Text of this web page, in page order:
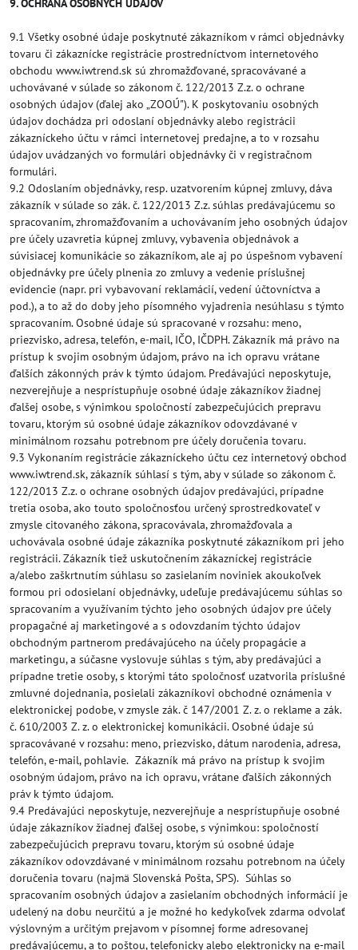
9. OCHRANA OSOBNÝCH ÚDAJOV
9.1 Všetky osobné údaje poskytnuté zákazníkom v rámci objednávky
tovaru či zákaznícke registrácie prostredníctvom internetového
obchodu www.iwtrend.sk sú zhromažďované, spracovávané a
uchovávané v súlade so zákonom č. 122/2013 Z.z. o ochrane
osobných údajov (ďalej ako „ZOOÚ"). K poskytovaniu osobných
údajov dochádza pri odoslaní objednávky alebo registrácii
zákazníckeho účtu v rámci internetovej predajne, a to v rozsahu
údajov uvádzaných vo formulári objednávky či v registračnom
formulári.
9.2 Odoslaním objednávky, resp. uzatvorením kúpnej zmluvy, dáva
zákazník v súlade so zák. č. 122/2013 Z.z. súhlas predávajúcemu so
spracovaním, zhromažďovaním a uchovávaním jeho osobných údajov
pre účely uzavretia kúpnej zmluvy, vybavenia objednávok a
súvisiacej komunikácie so zákazníkom, ale aj po úspešnom vybavení
objednávky pre účely plnenia zo zmluvy a vedenie príslušnej
evidencie (napr. pri vybavovaní reklamácií, vedení účtovníctva a
pod.), a to až do doby jeho písomného vyjadrenia nesúhlasu s týmto
spracovaním. Osobné údaje sú spracované v rozsahu: meno,
priezvisko, adresa, telefón, e-mail, IČO, IČDPH. Zákazník má právo na
prístup k svojim osobným údajom, právo na ich opravu vrátane
ďalších zákonných práv k týmto údajom. Predávajúci neposkytuje,
nezverejňuje a nesprístupňuje osobné údaje zákazníkov žiadnej
ďalšej osobe, s výnimkou spoločností zabezpečujúcich prepravu
tovaru, ktorým sú osobné údaje zákazníkov odovzdávané v
minimálnom rozsahu potrebnom pre účely doručenia tovaru.
9.3 Vykonaním registrácie zákazníckeho účtu cez internetový obchod
www.iwtrend.sk, zákazník súhlasí s tým, aby v súlade so zákonom č.
122/2013 Z.z. o ochrane osobných údajov predávajúci, prípadne
tretia osoba, ako touto spoločnosťou určený sprostredkovateľ v
zmysle citovaného zákona, spracovávala, zhromažďovala a
uchovávala osobné údaje zákazníka poskytnuté zákazníkom pri jeho
registrácii. Zákazník tiež uskutočnením zákazníckej registrácie
a/alebo zaškrtnutím súhlasu so zasielaním noviniek akoukoľvek
formou pri odosielaní objednávky, udeľuje predávajúcemu súhlas so
spracovaním a využívaním týchto jeho osobných údajov pre účely
propagačné aj marketingové a s odovzdaním týchto údajov
obchodným partnerom predávajúceho na účely propagácie a
marketingu, a súčasne vyslovuje súhlas s tým, aby predávajúci a
prípadne tretie osoby, s ktorými táto spoločnosť uzatvorila príslušné
zmluvné dojednania, posielali zákazníkovi obchodné oznámenia v
elektronickej podobe, v zmysle zák. č 147/2001 Z. z. o reklame a zák.
č. 610/2003 Z. z. o elektronickej komunikácii. Osobné údaje sú
spracovávané v rozsahu: meno, priezvisko, dátum narodenia, adresa,
telefón, e-mail, pohlavie. Zákazník má právo na prístup k svojim
osobným údajom, právo na ich opravu, vrátane ďalších zákonných
práv k týmto údajom.
9.4 Predávajúci neposkytuje, nezverejňuje a nesprístupňuje osobné
údaje zákazníkov žiadnej ďalšej osobe, s výnimkou: spoločností
zabezpečujúcich prepravu tovaru, ktorým sú osobné údaje
zákazníkov odovzdávané v minimálnom rozsahu potrebnom na účely
doručenia tovaru (najmä Slovenská Pošta, SPS). Súhlas so
spracovaním osobných údajov a zasielaním obchodných informácií je
udelený na dobu neurčitú a je možné ho kedykoľvek zdarma odvolať
výslovným a určitým prejavom v písomnej forme adresovanej
predávajúcemu, a to poštou, telefonicky alebo elektronicky na e-mail